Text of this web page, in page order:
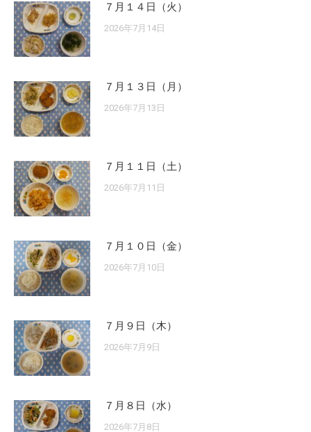
７月１４日（火）
2026年7月14日
７月１３日（月）
2026年7月13日
７月１１日（土）
2026年7月11日
７月１０日（金）
2026年7月10日
７月９日（木）
2026年7月9日
７月８日（水）
2026年7月8日